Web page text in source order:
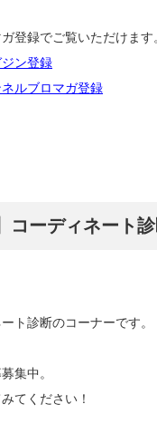
登録でご覧いただけます
ン登録
ルブロマガ登録
コーディネート
ト診断のコーナーです。
集中。
てください！